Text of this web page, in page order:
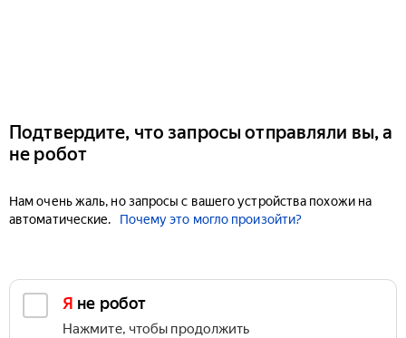
Подтвердите, что запросы отправляли вы, а
не робот
Нам очень жаль, но запросы с вашего устройства похожи на
автоматические.
Почему это могло произойти?
Я не робот
Нажмите, чтобы продолжить